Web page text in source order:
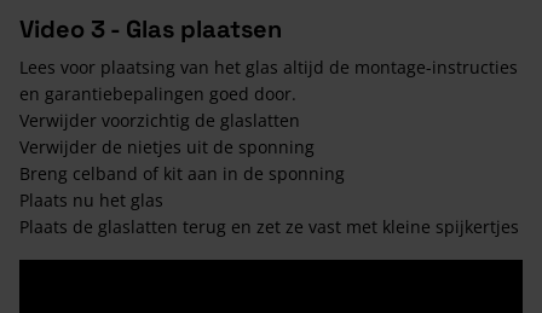
Video 3 - Glas plaatsen
Lees voor plaatsing van het glas altijd de montage-instructies
en garantiebepalingen goed door.
Verwijder voorzichtig de glaslatten
Verwijder de nietjes uit de sponning
Breng celband of kit aan in de sponning
Plaats nu het glas
Plaats de glaslatten terug en zet ze vast met kleine spijkertjes